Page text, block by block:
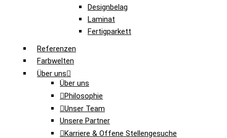
Designbelag
Laminat
Fertigparkett
Referenzen
Farbwelten
Über uns
Über uns
Philosophie
Unser Team
Unsere Partner
Karriere & Offene Stellengesuche